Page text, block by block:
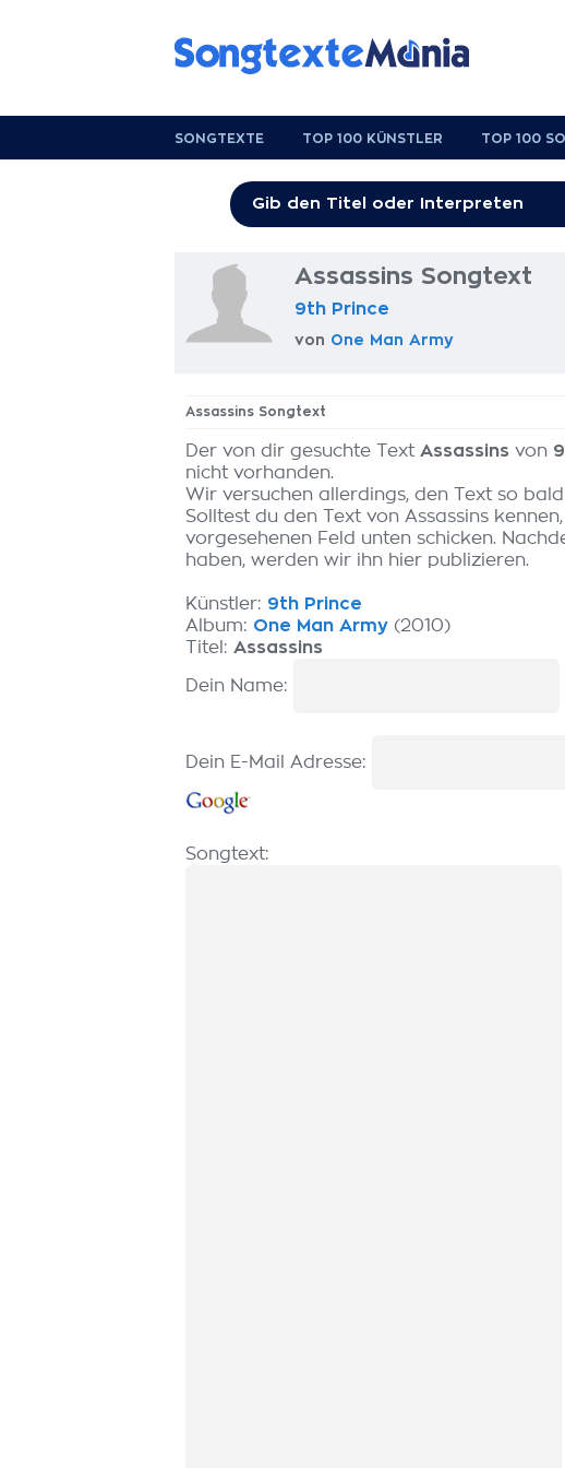
SONGTEXTE TOP 100 KÜNSTLER TOP 100
Assassins Songtext
9th Prince
von One Man Army
Assassins Songtext
Der von dir gesuchte Text Assassins von
nicht vorhanden.
Wir versuchen allerdings, den Text so
Solltest du den Text von Assassins
vorgesehenen Feld unten schicken.
haben, werden wir ihn hier publizieren.
Künstler: 9th Prince
Album: One Man Army (2010)
Titel: Assassins
Dein Name:
Dein E-Mail Adresse:
Songtext: